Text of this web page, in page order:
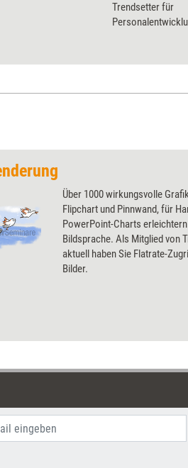
Trendsetter für
aktuell fasst die
zusammen.
Über 1000 wirkungsvolle
Flipchart und Pinnwand, für
PowerPoint-Charts
Bildsprache. Als Mitglied von
aktuell haben Sie Flatrate-
Bilder.